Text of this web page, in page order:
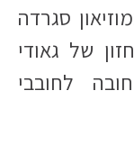
סגרדה
של גאודי
לחובבי